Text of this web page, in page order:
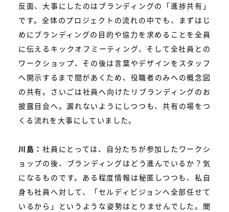
反面、大事にしたのはブランディングの「進捗共有」
です。全体のプロジェクトの流れの中でも、まずはじ
めにブランディングの目的や協力を求めることを全員
に伝えるキックオフミーティング、そして全社員との
ワークショップ、その後は言葉やデザインをスタッフ
へ開示するまで間があくため、役職者のみへの概念図
の共有。さいごは社員へ向けたリブランディングのお
披露目会へ。漏れないようにしつつも、共有の場をつ
くる流れを大事にしていました。
川島：社員にとっては、自分たちが参加したワークシ
ョップの後、ブランディングはどう進んでいるか？気
になるものです。ある程度情報は秘匿しつつも、私自
身も社員へ対して、「セルディビジョンへ全部任せて
いるから」というような姿勢はとりませんでした。聞